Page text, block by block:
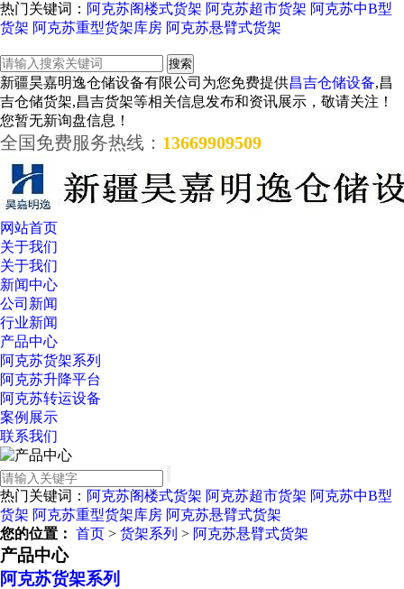
热门关键词： 阿克苏阁楼式货架 阿克苏超市货架 阿克苏中B型
货架 阿克苏重型货架库房 阿克苏悬臂式货架
新疆昊嘉明逸仓储设备有限公司为您免费提供昌吉仓储设备,昌
吉仓储货架,昌吉货架等相关信息发布和资讯展示，敬请关注！
您暂无新询盘信息！
全国免费服务热线： 13669909509
网站首页
关于我们
关于我们
新闻中心
公司新闻
行业新闻
产品中心
阿克苏货架系列
阿克苏升降平台
阿克苏转运设备
案例展示
联系我们
热门关键词： 阿克苏阁楼式货架 阿克苏超市货架 阿克苏中B型
货架 阿克苏重型货架库房 阿克苏悬臂式货架
您的位置： 首页 > 货架系列 > 阿克苏悬臂式货架
产品中心
阿克苏货架系列